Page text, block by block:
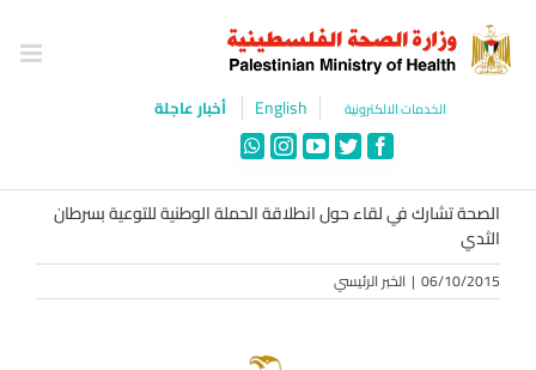
content
الخدمات الالكترونية English أخبار عاجلة
Facebook
Twitter
YouTube
Instagram
WhatsApp
الصحة تشارك في لقاء حول انطلاقة الحملة الوطنية للتوعية بسرطان
الثدي
06/10/2015
| الخبر الرئيسي